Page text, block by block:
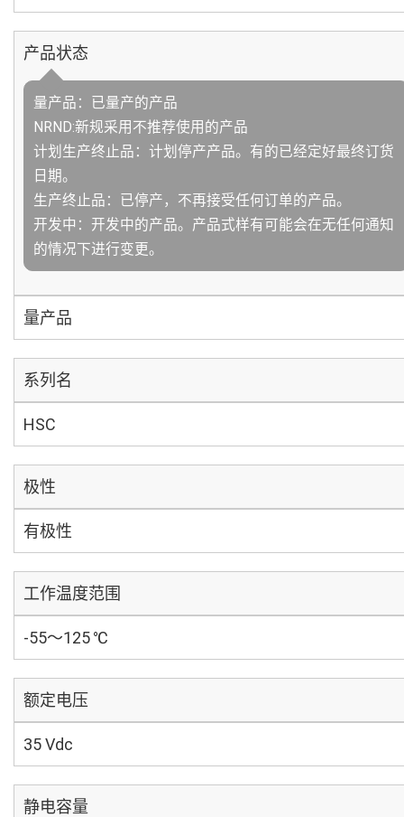
产品状态
量产品：已量产的产品
NRND:新规采用不推荐使用的产品
计划生产终止品：计划停产产品。有的已经定好最终订货
日期。
生产终止品：已停产，不再接受任何订单的产品。
开发中：开发中的产品。产品式样有可能会在无任何通知
的情况下进行变更。
量产品
系列名
HSC
极性
有极性
工作温度范围
-55～125 ℃
额定电压
35 Vdc
静电容量